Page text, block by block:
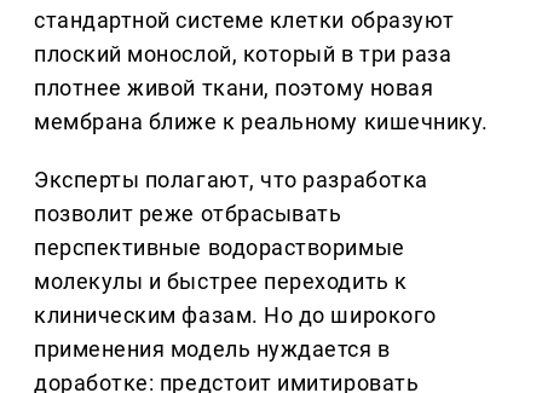
стандартной системе клетки образуют
плоский монослой, который в три раза
плотнее живой ткани, поэтому новая
мембрана ближе к реальному кишечнику.
Эксперты полагают, что разработка
позволит реже отбрасывать
перспективные водорастворимые
молекулы и быстрее переходить к
клиническим фазам. Но до широкого
применения модель нуждается в
доработке: предстоит имитировать